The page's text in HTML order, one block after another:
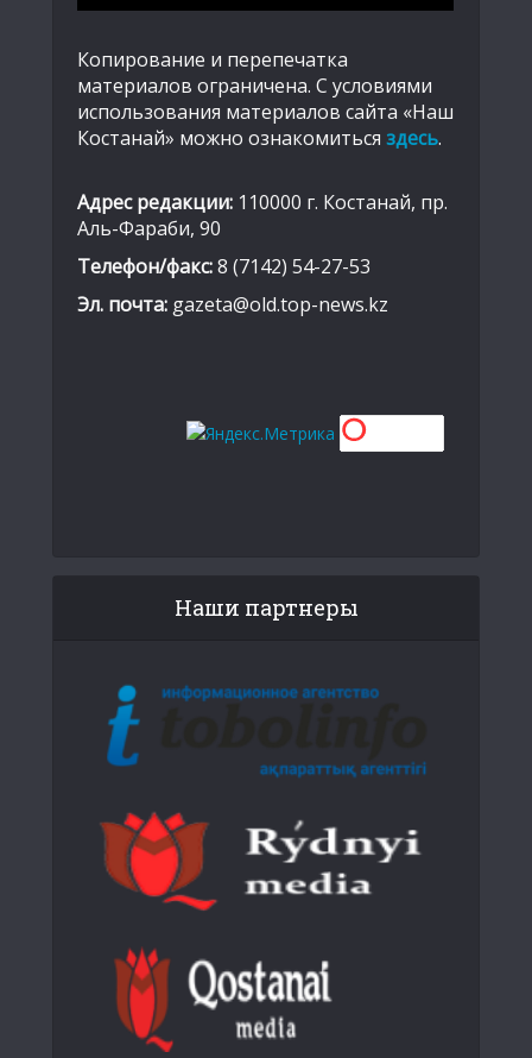
Копирование и перепечатка
материалов ограничена. С условиями
использования материалов сайта «Наш
Костанай» можно ознакомиться здесь.
Адрес редакции: 110000 г. Костанай, пр.
Аль-Фараби, 90
Телефон/факс:8 (7142) 54-27-53
Эл. почта: gazeta@old.top-news.kz
Наши партнеры